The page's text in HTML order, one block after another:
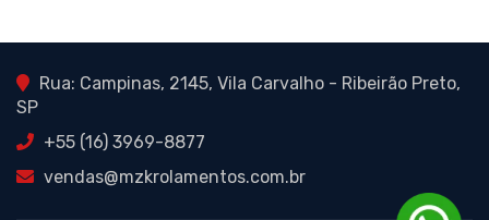
Rua: Campinas, 2145, Vila Carvalho - Ribeirão Preto,
SP
+55 (16) 3969-8877
vendas@mzkrolamentos.com.br